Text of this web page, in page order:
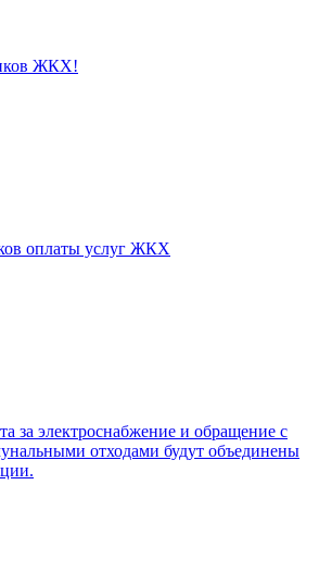
ЖКХ!
оплаты услуг ЖКХ
за электроснабжение и обращение с
отходами будут объединены